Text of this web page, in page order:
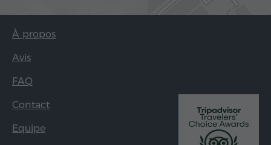
À propos
Avis
FAQ
Contact
Equipe